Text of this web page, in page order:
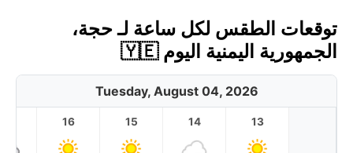
توقعات الطقس لكل ساعة لـ حجة،
الجمهورية اليمنية اليوم 🇾🇪
Tuesday, August 04, 2026
13
14
15
16